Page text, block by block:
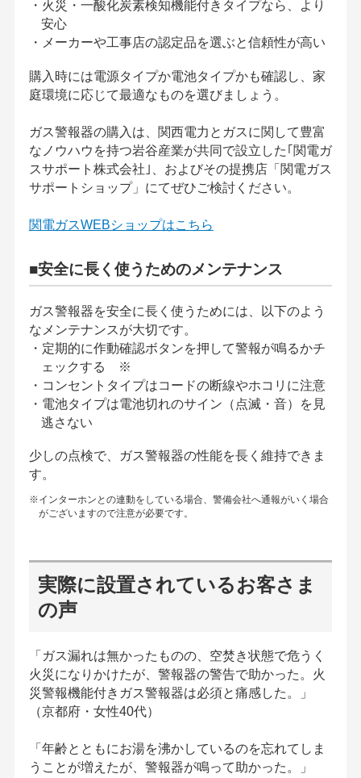
・火災・一酸化炭素検知機能付きタイプなら、より
安心
・メーカーや工事店の認定品を選ぶと信頼性が高い
購入時には電源タイプか電池タイプかも確認し、家
庭環境に応じて最適なものを選びましょう。
ガス警報器の購入は、関西電力とガスに関して豊富
なノウハウを持つ岩谷産業が共同で設立した｢関電ガ
スサポート株式会社｣、およびその提携店「関電ガス
サポートショップ」にてぜひご検討ください。
関電ガスWEBショップはこちら
■安全に長く使うためのメンテナンス
ガス警報器を安全に長く使うためには、以下のよう
なメンテナンスが大切です。
・定期的に作動確認ボタンを押して警報が鳴るかチ
ェックする ※
・コンセントタイプはコードの断線やホコリに注意
・電池タイプは電池切れのサイン（点滅・音）を見
逃さない
少しの点検で、ガス警報器の性能を長く維持できま
す。
※インターホンとの連動をしている場合、警備会社へ通報がいく場合
がございますので注意が必要です。
実際に設置されているお客さま
の声
「ガス漏れは無かったものの、空焚き状態で危うく
火災になりかけたが、警報器の警告で助かった。火
災警報機能付きガス警報器は必須と痛感した。」
（京都府・女性40代）
「年齢とともにお湯を沸かしているのを忘れてしま
うことが増えたが、警報器が鳴って助かった。」